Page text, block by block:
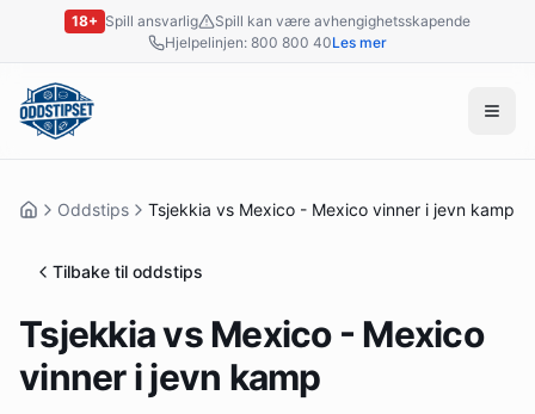
18+ Spill ansvarlig
Spill kan være avhengighetsskapende
Hjelpelinjen: 800 800 40Les mer
Oddstips Tsjekkia vs Mexico - Mexico vinner i jevn kamp
Tilbake til oddstips
Tsjekkia vs Mexico - Mexico
vinner i jevn kamp